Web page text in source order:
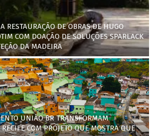
RESTAURAÇÃO DE OBRAS DE HUGO
COM DOAÇÃO DE SOLUÇÕES SPARLACK
DA MADEIRA
UNIÃO BR TRANSFORMAM
COM PROJETO QUE MOSTRA QUE